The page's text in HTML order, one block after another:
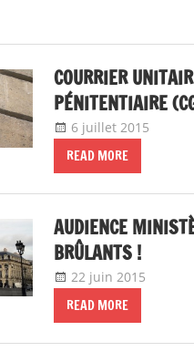
COURRIER
PÉNITENTIAIRE
6 juillet 2015
READ MORE
AUDIENCE
BRÛLANTS !
22 juin 2015
READ MORE